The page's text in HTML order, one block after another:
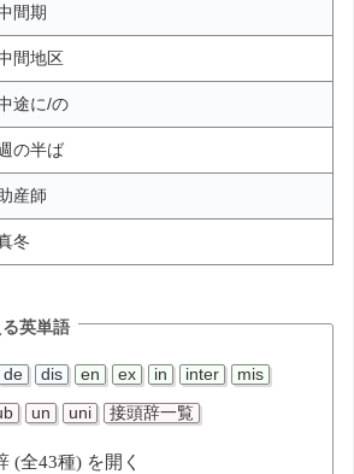
間期
間地区
途に/の
の半ば
産師
冬
英単語
de dis en ex in inter mis
un uni 接頭辞一覧
(全43種) を開く